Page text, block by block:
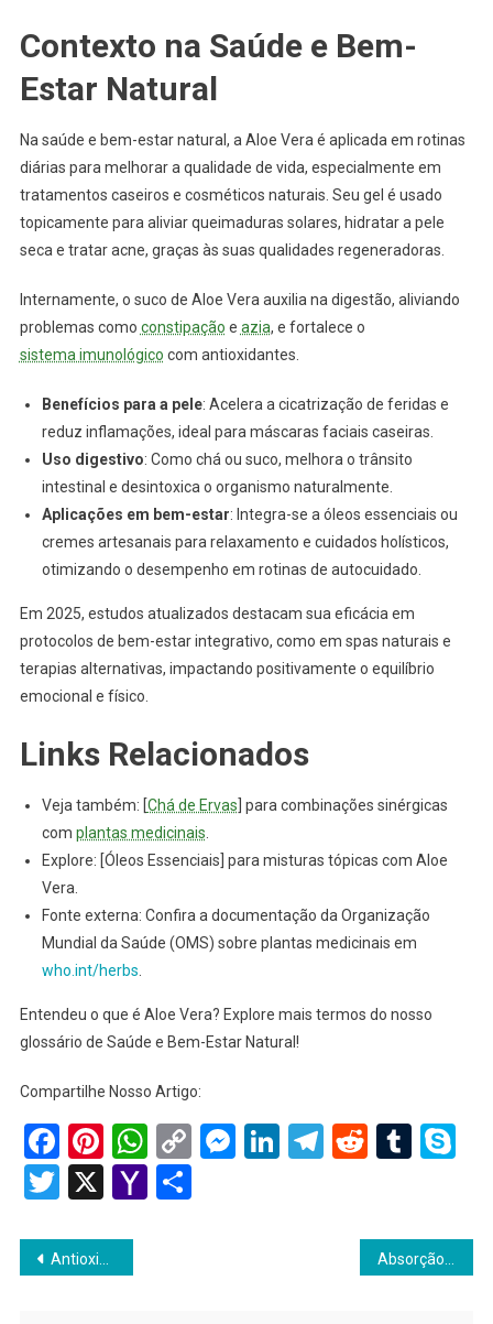
Contexto na Saúde e Bem-
Estar Natural
Na saúde e bem-estar natural, a Aloe Vera é aplicada em rotinas
diárias para melhorar a qualidade de vida, especialmente em
tratamentos caseiros e cosméticos naturais. Seu gel é usado
topicamente para aliviar queimaduras solares, hidratar a pele
seca e tratar acne, graças às suas qualidades regeneradoras.
Internamente, o suco de Aloe Vera auxilia na digestão, aliviando
problemas como constipação e azia, e fortalece o
sistema imunológico com antioxidantes.
Benefícios para a pele: Acelera a cicatrização de feridas e
reduz inflamações, ideal para máscaras faciais caseiras.
Uso digestivo: Como chá ou suco, melhora o trânsito
intestinal e desintoxica o organismo naturalmente.
Aplicações em bem-estar: Integra-se a óleos essenciais ou
cremes artesanais para relaxamento e cuidados holísticos,
otimizando o desempenho em rotinas de autocuidado.
Em 2025, estudos atualizados destacam sua eficácia em
protocolos de bem-estar integrativo, como em spas naturais e
terapias alternativas, impactando positivamente o equilíbrio
emocional e físico.
Links Relacionados
Veja também: [Chá de Ervas ] para combinações sinérgicas
com plantas medicinais
Explore: [Óleos Essenciais] para misturas tópicas com Aloe
Vera.
Fonte externa: Confira a documentação da Organização
Mundial da Saúde (OMS) sobre plantas medicinais em
who.int/herbs
Entendeu o que é Aloe Vera? Explore mais termos do nosso
glossário de Saúde e Bem-Estar Natural!
Compartilhe Nosso Artigo:
Facebook
Pinterest
WhatsApp
Copy
Link
Messenger
LinkedIn
Telegram
Reddit
Twitter
X YahooShare
Navegação
Antioxidantes Naturais